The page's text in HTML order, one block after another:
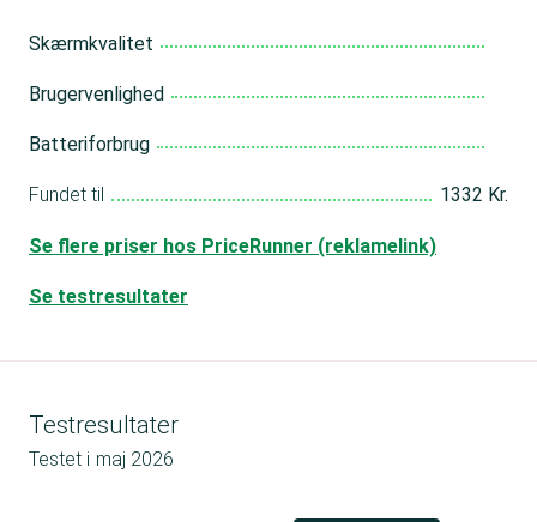
Skærmkvalitet
Brugervenlighed
Batteriforbrug
Fundet til 1332 Kr.
Se flere priser hos PriceRunner (reklamelink)
Se testresultater
Testresultater
Testet i maj 2026